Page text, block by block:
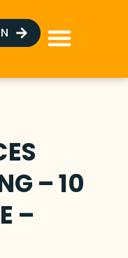
– 10
–